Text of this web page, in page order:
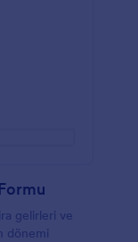
gelirleri ve
dönemi